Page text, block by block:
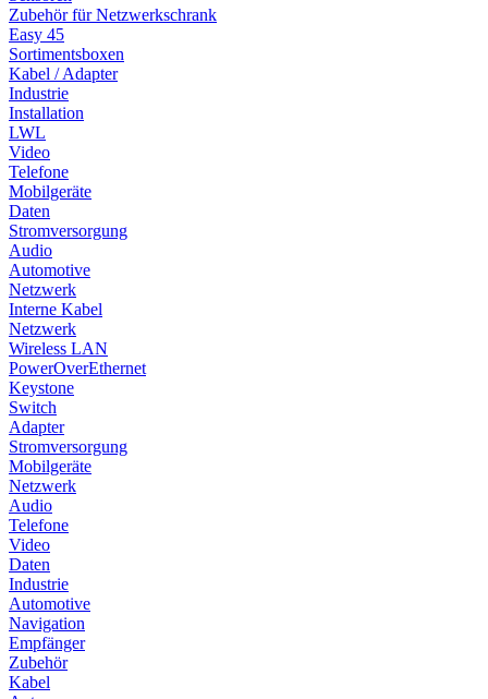
Zubehör für Netzwerkschrank
Easy 45
Sortimentsboxen
Kabel / Adapter
Industrie
Installation
LWL
Video
Telefone
Mobilgeräte
Daten
Stromversorgung
Audio
Automotive
Netzwerk
Interne Kabel
Netzwerk
Wireless LAN
PowerOverEthernet
Keystone
Switch
Adapter
Stromversorgung
Mobilgeräte
Netzwerk
Audio
Telefone
Video
Daten
Industrie
Automotive
Navigation
Empfänger
Zubehör
Kabel